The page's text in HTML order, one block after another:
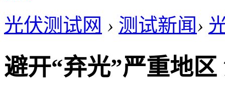
光伏测试网 › 测试新闻›
避开“弃光”严重地